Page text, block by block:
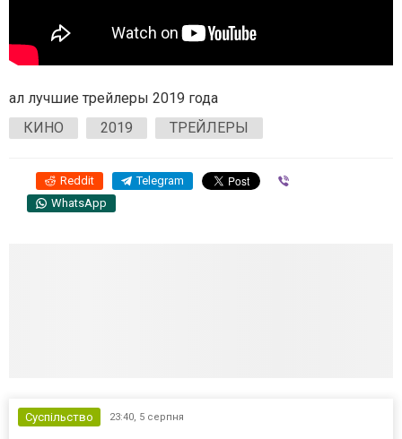
ал лучшие трейлеры 2019 года
КИНО
2019 ТРЕЙЛЕРЫ
Reddit Telegram
WhatsApp
Суспільство 23:40, 5 серпня